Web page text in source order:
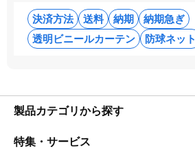
決済方法 送料 納期
納期急ぎ
透明ビニールカーテン
防球ネット
製品カテゴリから探す
特集・サービス